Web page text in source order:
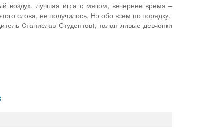
воздух, лучшая игра с мячом, вечернее время –
слова, не получилось. Но обо всем по порядку.
Станислав Студентов), талантливые девчонки